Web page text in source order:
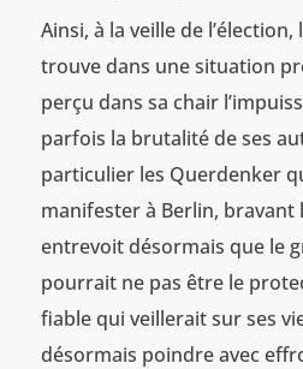
Ainsi, à la veille de
trouve dans une situation
perçu dans sa chair
parfois la brutalité de ses
particulier les Querdenker
manifester à Berlin, bravant
entrevoit désormais que le
pourrait ne pas être le
fiable qui veillerait sur ses
désormais poindre avec